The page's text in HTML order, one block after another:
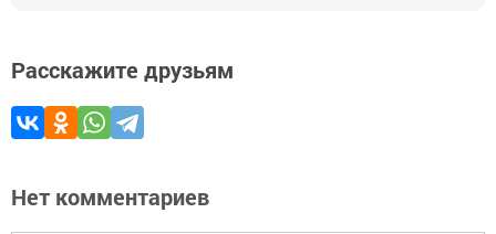
Расскажите друзьям
Нет комментариев